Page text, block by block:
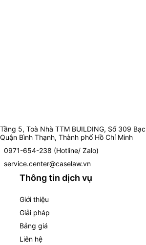
Tầng 5, Toà Nhà TTM BUILDING, Số 309
Quận Bình Thạnh, Thành phố Hồ Chí Minh
0971-654-238 (Hotline/ Zalo)
service.center@caselaw.vn
Thông tin dịch vụ
Giới thiệu
Giải pháp
Bảng giá
Liên hệ